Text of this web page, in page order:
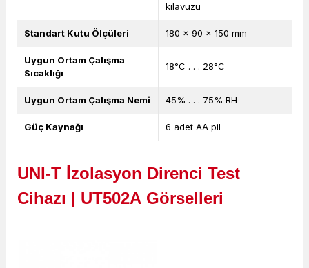
kılavuzu
Standart Kutu Ölçüleri 180 x 90 x 150 mm
Uygun Ortam Çalışma
Sıcaklığı
18°C . . . 28°C
Uygun Ortam Çalışma Nemi 45% . . . 75% RH
Güç Kaynağı 6 adet AA pil
UNI-T İzolasyon Direnci Test
Cihazı | UT502A Görselleri